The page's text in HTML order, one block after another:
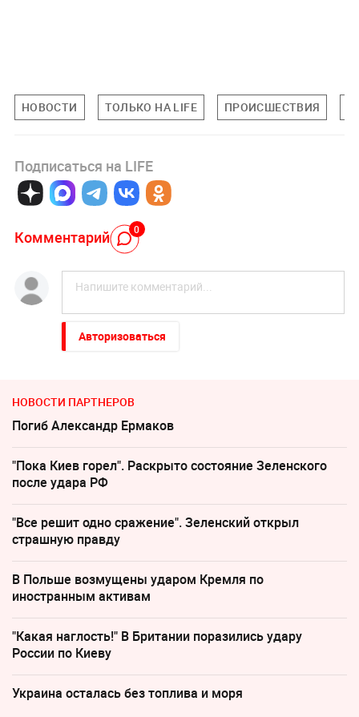
НОВОСТИ ТОЛЬКО НА LIFE ПРОИСШЕСТВИЯ
Подписаться на LIFE
Комментарий 0
Авторизоваться
НОВОСТИ ПАРТНЕРОВ
Погиб Александр Ермаков
"Пока Киев горел". Раскрыто состояние Зеленского
после удара РФ
"Все решит одно сражение". Зеленский открыл
страшную правду
В Польше возмущены ударом Кремля по
иностранным активам
"Какая наглость!" В Британии поразились удару
России по Киеву
Украина осталась без топлива и моря